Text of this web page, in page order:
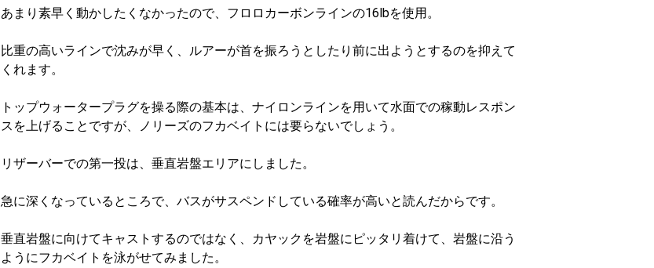
あまり素早く動かしたくなかったので、フロロカーボンラインの16lbを使用。
比重の高いラインで沈みが早く、ルアーが首を振ろうとしたり前に出ようとするのを抑えて
くれます。
トップウォータープラグを操る際の基本は、ナイロンラインを用いて水面での稼動レスポン
スを上げることですが、ノリーズのフカベイトには要らないでしょう。
リザーバーでの第一投は、垂直岩盤エリアにしました。
急に深くなっているところで、バスがサスペンドしている確率が高いと読んだからです。
垂直岩盤に向けてキャストするのではなく、カヤックを岩盤にピッタリ着けて、岩盤に沿う
ようにフカベイトを泳がせてみました。